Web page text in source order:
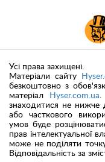
Усі права захищені.
Матеріали сайту
безкоштовно з
матеріал
Hyser.com.ua
знаходитися не нижче
або часткового
умов буде
прав інтелектуальної
може не поділяти точку
Відповідальність за